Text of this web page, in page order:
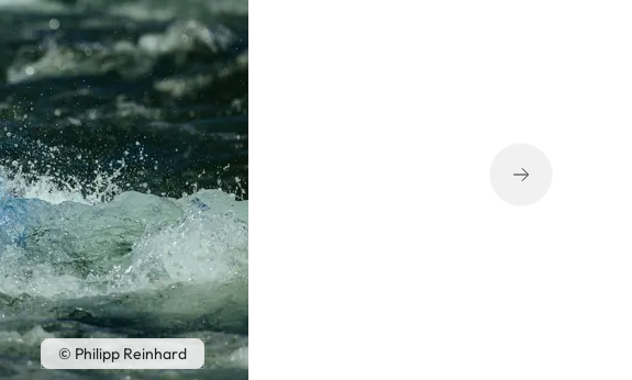
© Philipp Reinhard